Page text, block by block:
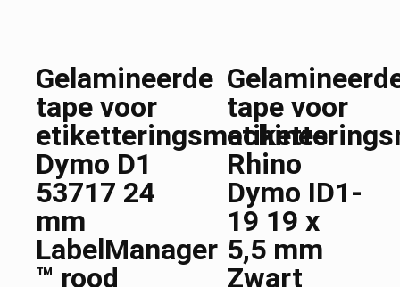
Gelamineerde
tape voor
etiketteringsmachines
Dymo D1
53717 24
mm
LabelManager
™ rood
tape voor
Rhino
Dymo ID1-
19 19 x
5,5 mm
Zwart